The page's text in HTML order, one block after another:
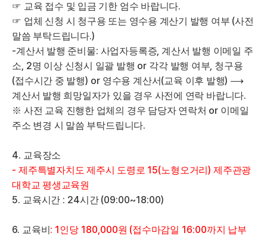
☞ 교육 접수 및 입금 기한 엄수 바랍니다.
☞ 업체 신청 시 청구용 또는 영수용 계산기 발행 여부 (사전
말씀 부탁드립니다.)
-계산서 발행 준비물: 사업자등록증, 계산서 발행 이메일 주
소, 2명 이상 신청시 일괄 발행 or 각각 발행 여부, 청구용
(접수시간 중 발행) or 영수용 계산서(교육 이후 발행) ⟶
계산서 발행 희망일자가 있을 경우 사전에 연락 바랍니다.
※ 사전 교육 진행한 업체의 경우 담당자 연락처 or 이메일
주소 변경 시 말씀 부탁드립니다.
4. 교육장소
- 제주특별자치도 제주시 도령로 15(노형오거리)제주관광
대학교 평생교육원
5. 교육시간 : 24시간 (09:00~18:00)
6. 교육비 : 1인당 180,000원 (접수마감일 16:00까지 납부